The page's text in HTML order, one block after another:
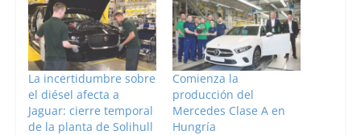
La incertidumbre sobre
el diésel afecta a
Jaguar: cierre temporal
de la planta de Solihull
Comienza la
producción del
Mercedes Clase A en
Hungría